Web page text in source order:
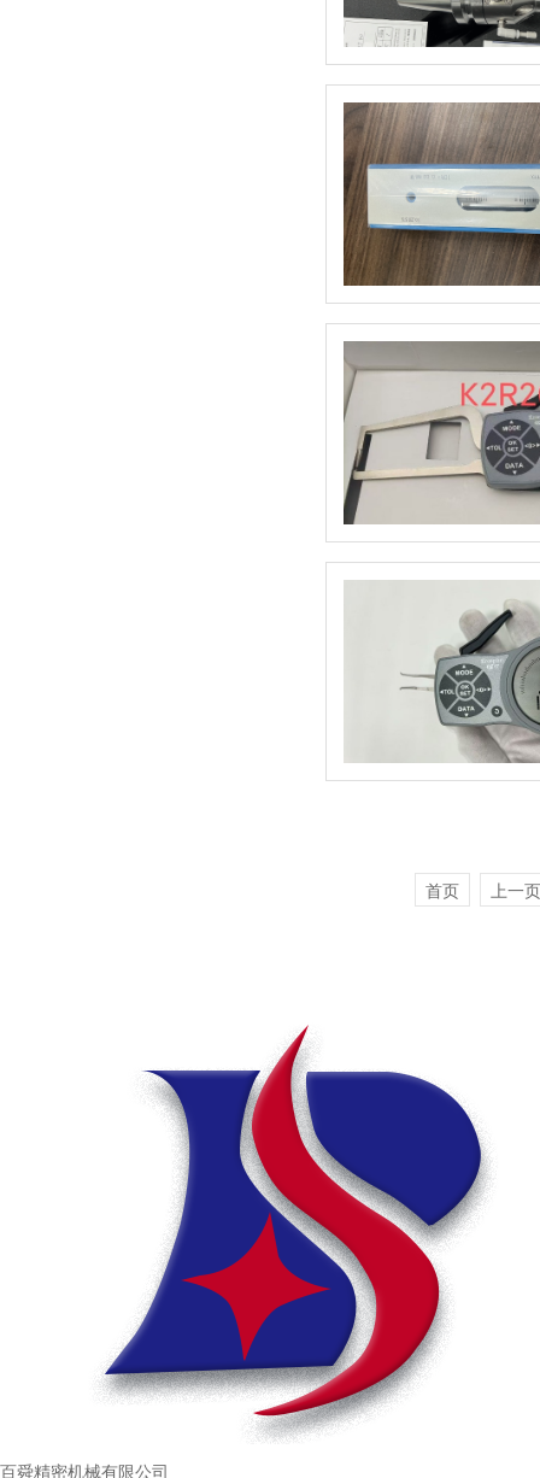
首页 上一页
百舜精密机械有限公司